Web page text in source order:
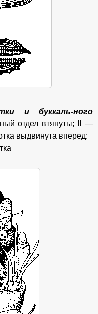
и буккаль-ного
отдел втянуты; II —
выдвинута вперед: